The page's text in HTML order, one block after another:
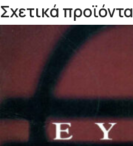
Σχετικά προϊόντα